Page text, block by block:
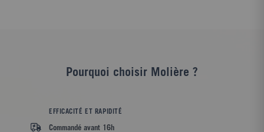
Pourquoi choisir Molière ?
EFFICACITÉ ET RAPIDITÉ
Commandé avant 16h